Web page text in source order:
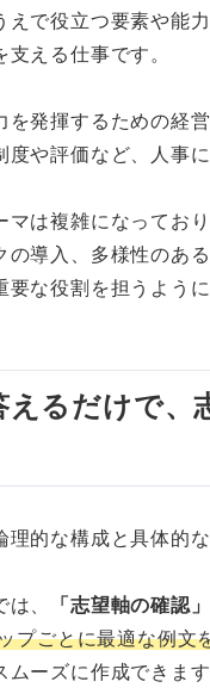
えで役立つ要素や能
える仕事です。
を発揮するための経
や評価など、人事
マは複雑になってお
の導入、多様性のあ
な役割を担うように
るだけで、
的な構成と具体的
は、 「志望軸の確認」
プごとに最適な例文
ーズに作成できます